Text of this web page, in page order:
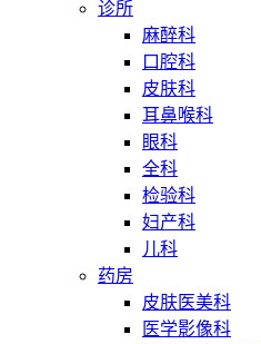
诊所
麻醉科
口腔科
皮肤科
耳鼻喉科
眼科
全科
检验科
妇产科
儿科
药房
皮肤医美科
医学影像科